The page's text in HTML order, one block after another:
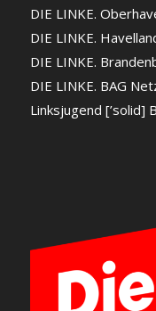
DIE LINKE.
DIE LINKE.
DIE LINKE.
DIE LINKE. BAG
Linksjugend [’solid]